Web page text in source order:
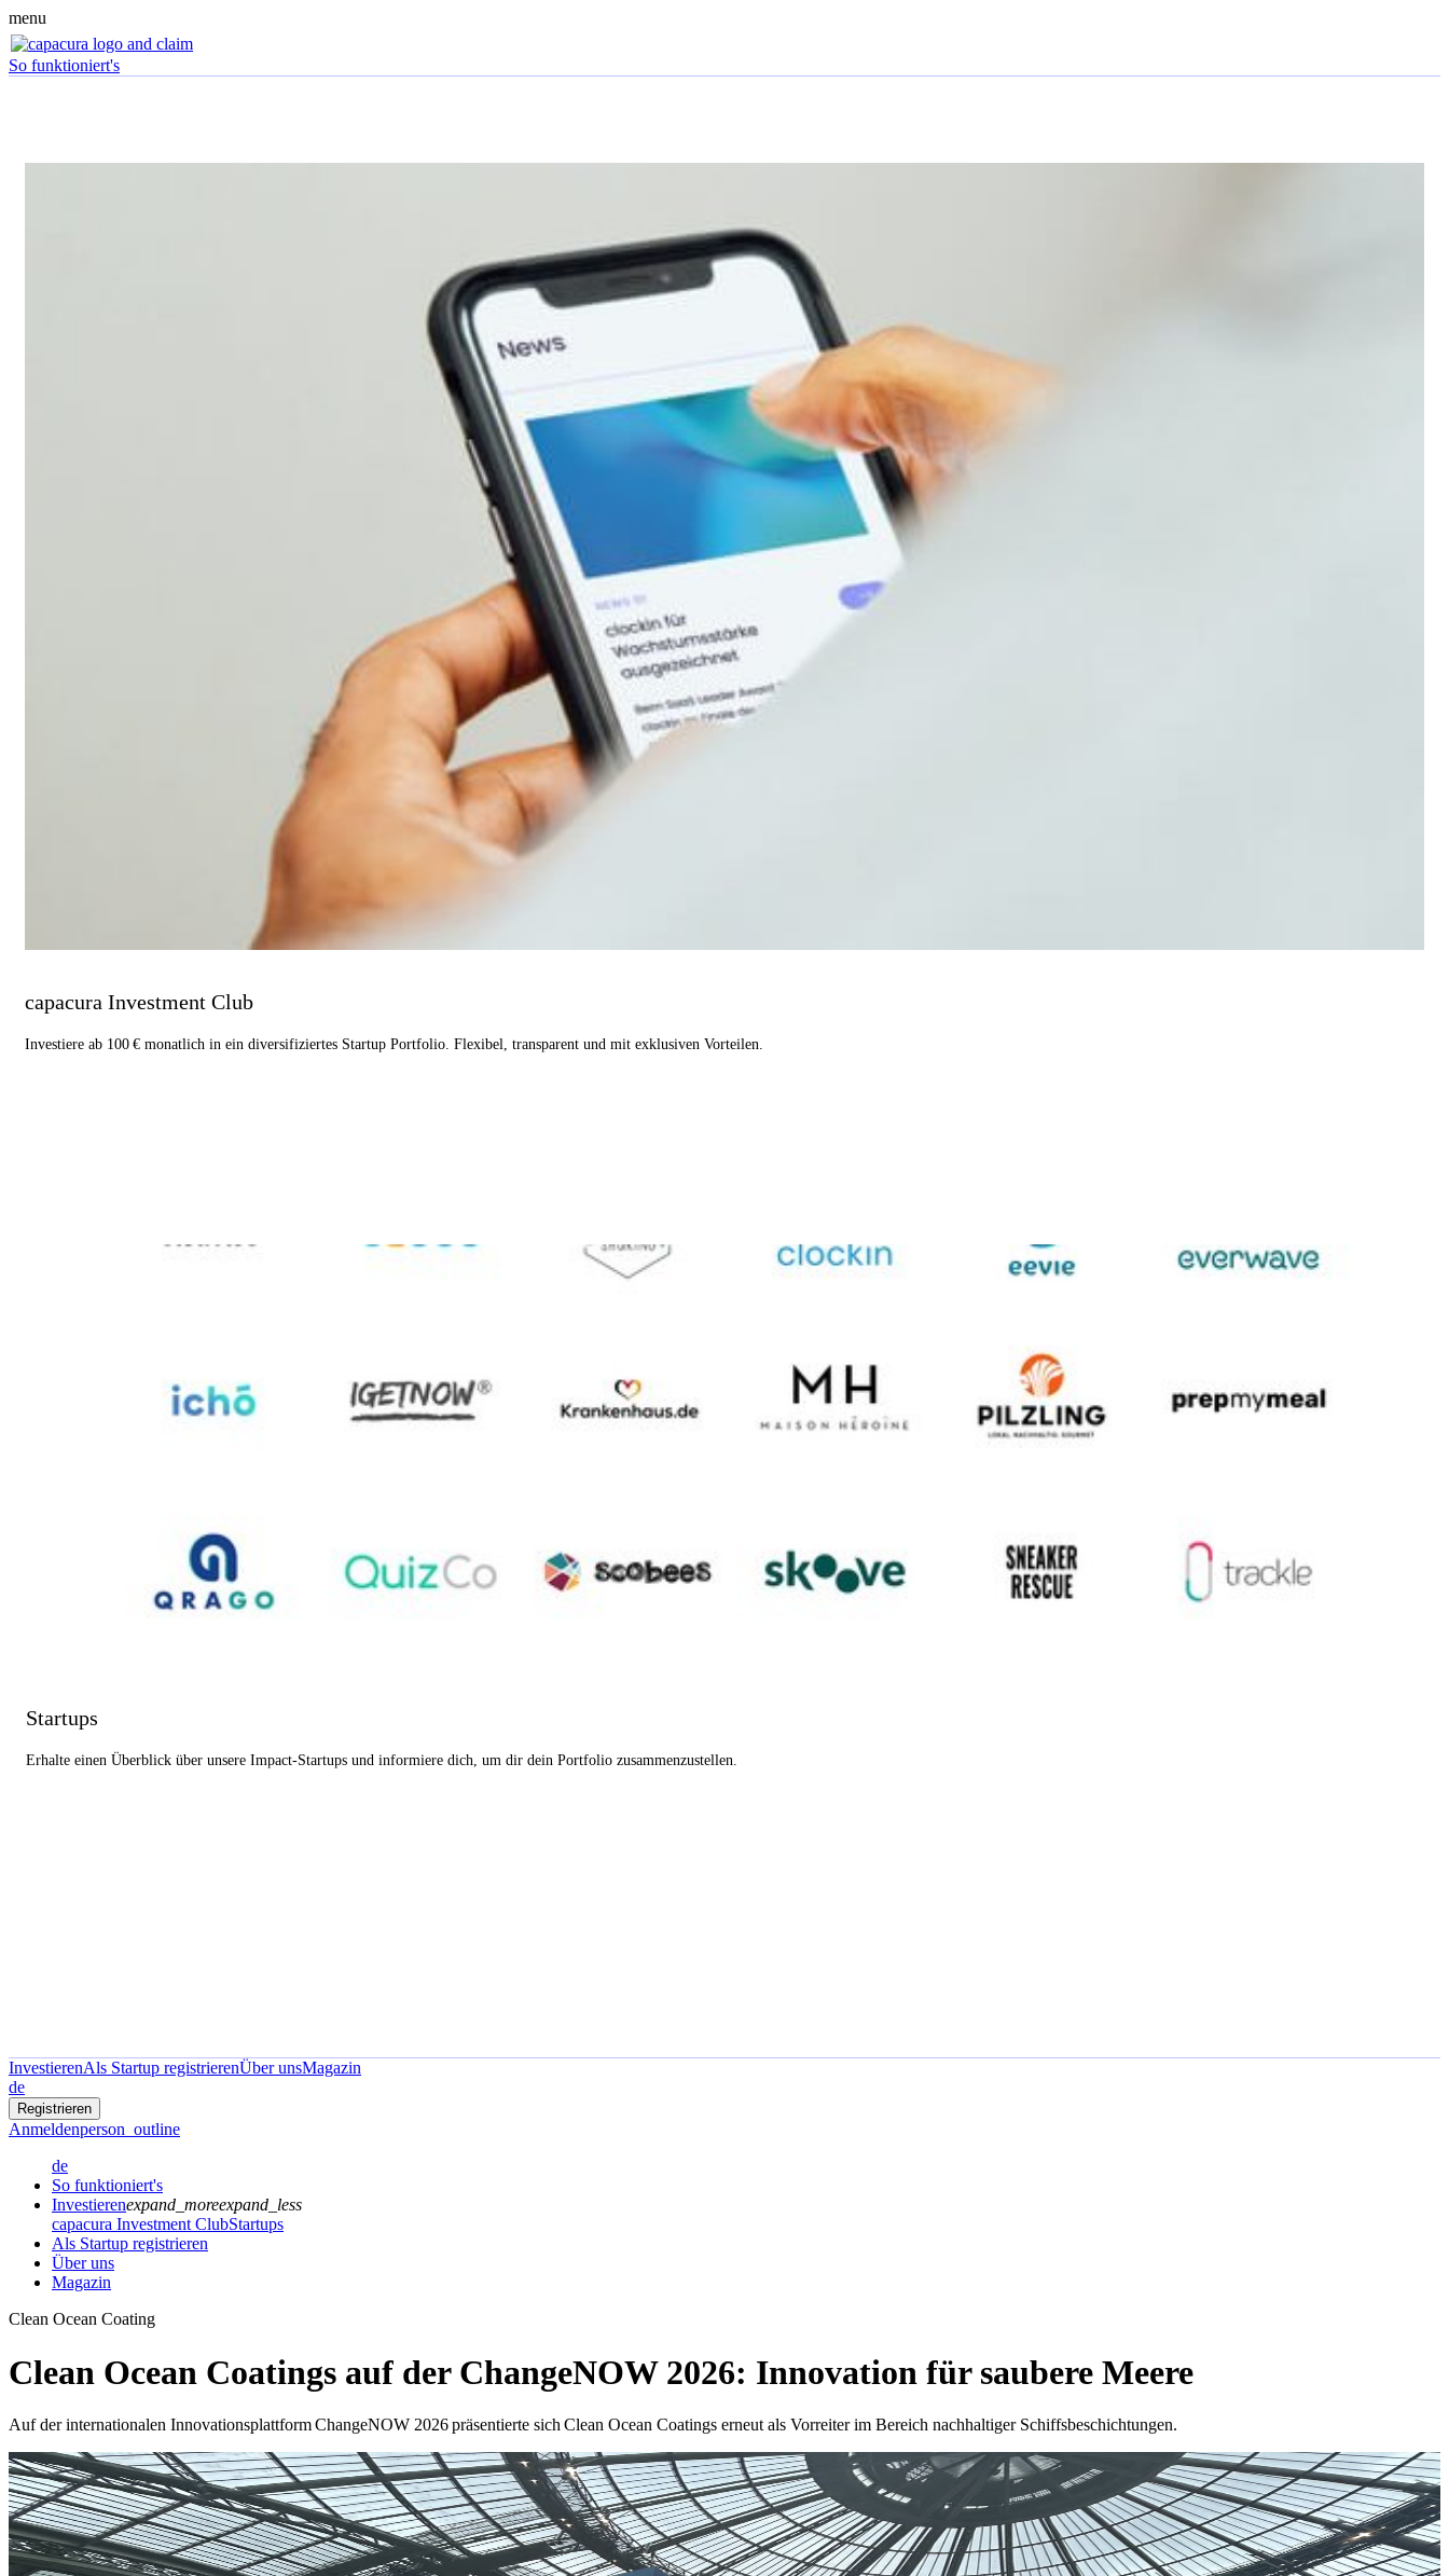
menu
So funktioniert's
capacura Investment Club
Investiere ab 100 € monatlich in ein diversifiziertes Startup Portfolio. Flexibel, transparent und mit exklusiven Vorteilen.
Startups
Erhalte einen Überblick über unsere Impact-Startups und informiere dich, um dir dein Portfolio zusammenzustellen.
InvestierenAls Startup registrierenÜber unsMagazin
de
Registrieren
Anmeldenperson_outline
de
So funktioniert's
Investierenexpand_moreexpand_less
capacura Investment ClubStartups
Als Startup registrieren
Über uns
Magazin
Clean Ocean Coating
Clean Ocean Coatings auf der ChangeNOW 2026: Innovation für saubere Meere
Auf der internationalen Innovationsplattform ChangeNOW 2026 präsentierte sich Clean Ocean Coatings erneut als Vorreiter im Bereich nachhaltiger Schiffsbeschichtungen.